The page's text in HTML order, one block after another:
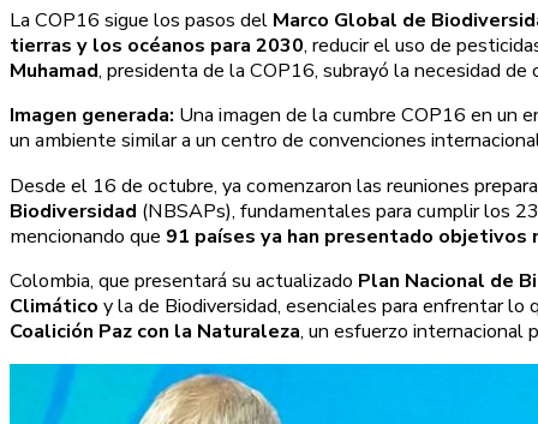
La COP16 sigue los pasos del Marco Global de
tierras y los océanos para 2030, reducir el uso de
Muhamad, presidenta de la COP16, subrayó la necesidad
Imagen generada: Una imagen de la cumbre COP16 en un
un ambiente similar a un centro de convenciones
Desde el 16 de octubre, ya comenzaron las reuniones
Biodiversidad (NBSAPs), fundamentales para cumplir los
mencionando que 91 países ya han presentado objetivos
Colombia, que presentará su actualizado Plan Nacional de
Climático y la de Biodiversidad, esenciales para enfrentar lo
Coalición Paz con la Naturaleza, un esfuerzo internacional